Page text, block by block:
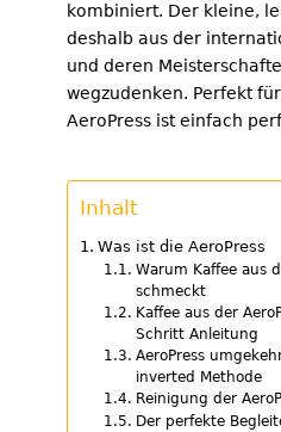
kombiniert. Der kleine,
deshalb aus der
und deren
wegzudenken. Perfekt
AeroPress ist einfach
Inhalt
Was ist die AeroPress
Warum Kaffee aus
schmeckt
Kaffee aus der
Schritt Anleitung
AeroPress
inverted Methode
Reinigung der
Der perfekte